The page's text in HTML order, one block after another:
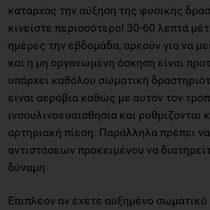
καταρχάς την αύξηση της φυσικής
κινείστε περισσότερο! 30-60 λεπτά
ημέρες την εβδομάδα, αρκούν για να
και η μη οργανωμένη άσκηση είναι
υπάρχει καθόλου σωματική
είναι αερόβια καθώς με αυτόν τον
ινσουλινοευαισθησία και ρυθμίζονται
αρτηριακή πίεση. Παράλληλα πρέπει
αντιστάσεων προκειμένου να
δύναμη.
Επιπλέον αν έχετε αυξημένο